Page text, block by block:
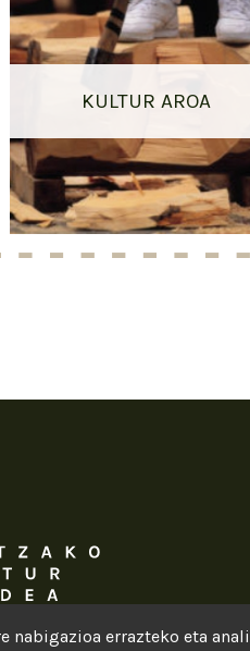
KULTUR AROA
nabigazioa errazteko eta